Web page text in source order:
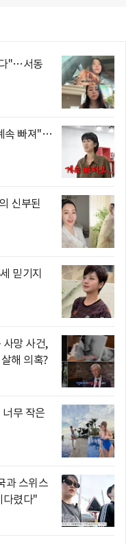
"…서동
속 빠져"…
신부된
믿기지
망 사건,
해 의혹?
무 작은
과 스위스
다렸다"